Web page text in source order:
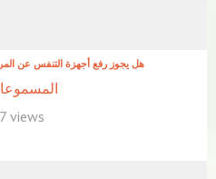
هل يجوز رفع أجهزة التنفس عن
7 views